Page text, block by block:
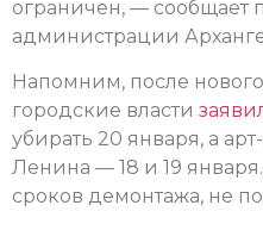
ограничен, — сообщает
администрации
Напомним, после
городские власти
убирать 20 января, а
Ленина — 18 и 19
сроков демонтажа, не